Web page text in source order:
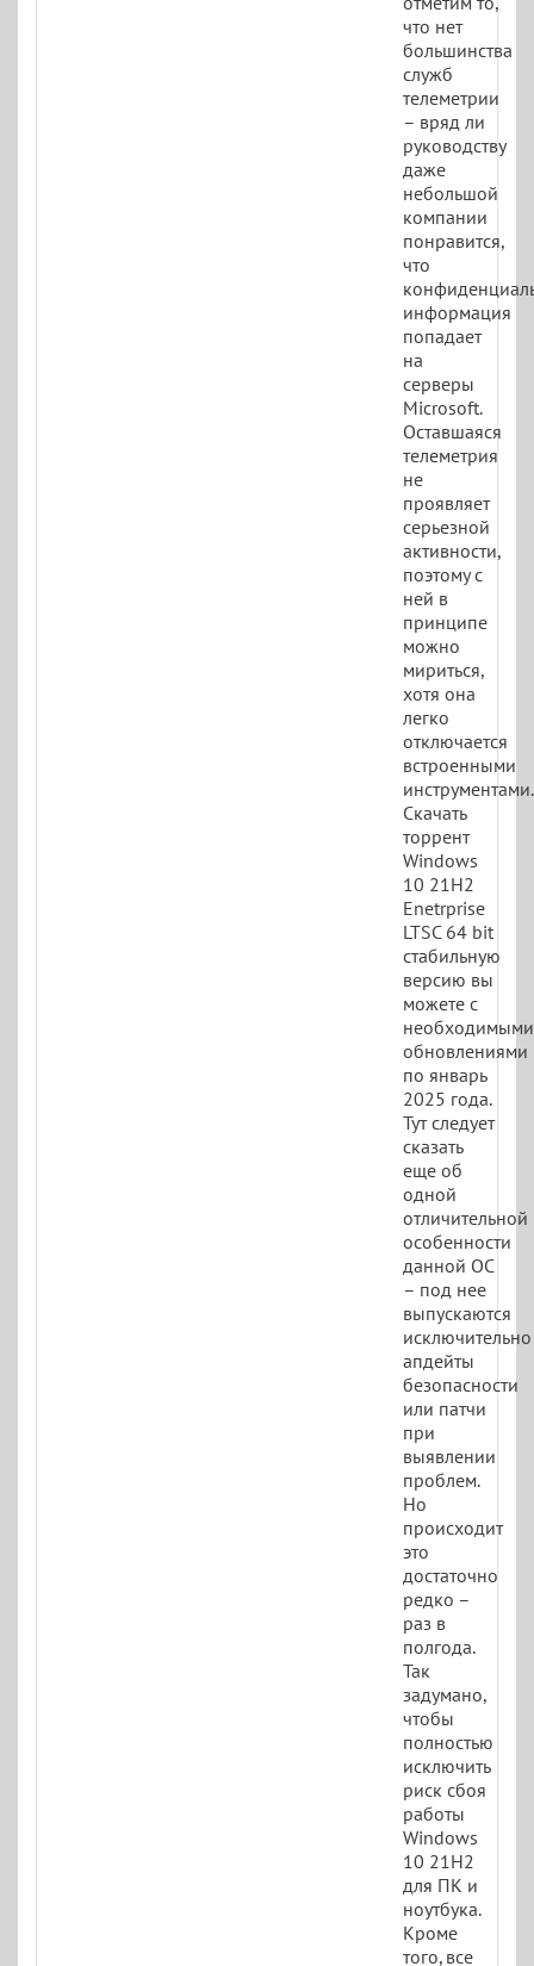
что нет
большинства
служб
телеметрии
– вряд ли
руководству
даже
небольшой
компании
понравится,
что
информация
попадает
на
серверы
Microsoft.
Оставшаяся
телеметрия
не
проявляет
серьезной
активности,
поэтому с
ней в
принципе
можно
мириться,
хотя она
легко
отключается
встроенными
инструментами.
Скачать
торрент
Windows
10 21H2
Enetrprise
LTSC 64 bit
стабильную
версию вы
можете с
необходимыми
обновлениями
по январь
2025 года.
Тут следует
сказать
еще об
одной
отличительной
особенности
данной ОС
– под нее
выпускаются
исключительно
апдейты
безопасности
или патчи
при
выявлении
проблем.
Но
происходит
это
достаточно
редко –
раз в
полгода.
Так
задумано,
чтобы
полностью
исключить
риск сбоя
работы
Windows
10 21H2
для ПК и
ноутбука.
Кроме
того, все